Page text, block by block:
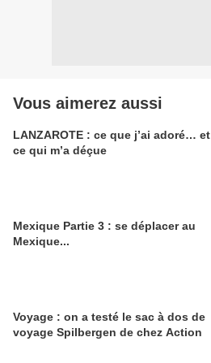
Vous aimerez aussi
LANZAROTE : ce que j’ai adoré… et
ce qui m’a déçue
Mexique Partie 3 : se déplacer au
Mexique...
Voyage : on a testé le sac à dos de
voyage Spilbergen de chez Action